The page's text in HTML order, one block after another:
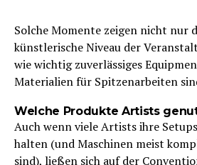
Solche Momente zeigen nicht nur
künstlerische Niveau der
wie wichtig zuverlässiges
Materialien für Spitzenarbeiten
Welche Produkte Artists
Auch wenn viele Artists ihre
halten (und Maschinen meist
sind), ließen sich auf der